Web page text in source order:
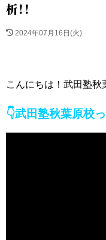
析！！
2024年07月16日(火)
こんにちは！武田塾秋
👇武田塾秋葉原校